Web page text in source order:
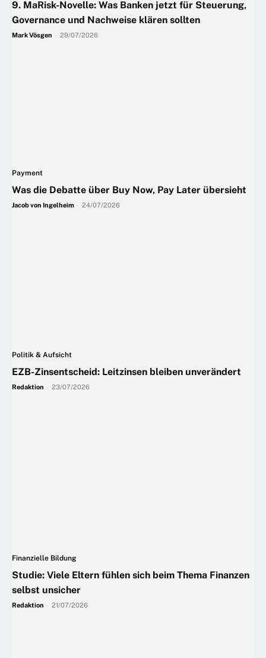
9. MaRisk-Novelle: Was Banken jetzt für Steuerung,
Governance und Nachweise klären sollten
Mark Vösgen 29/07/2026
Payment
Was die Debatte über Buy Now, Pay Later übersieht
Jacob von Ingelheim 24/07/2026
Politik & Aufsicht
EZB-Zinsentscheid: Leitzinsen bleiben unverändert
Redaktion 23/07/2026
Finanzielle Bildung
Studie: Viele Eltern fühlen sich beim Thema Finanzen
selbst unsicher
Redaktion 21/07/2026